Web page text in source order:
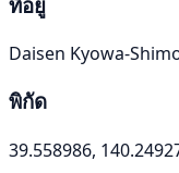
Daisen Kyowa-
พิกัด
39.558986,